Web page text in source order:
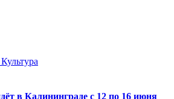
Культура
в Калининграде с 12 по 16 июня